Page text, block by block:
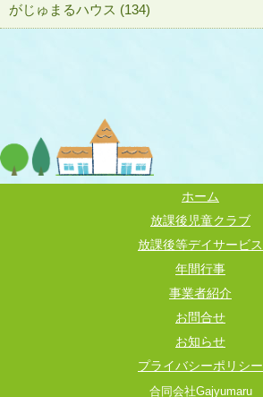
がじゅまるハウス (134)
ホーム
放課後児童クラブ
放課後等デイサービス
年間行事
事業者紹介
お問合せ
お知らせ
プライバシーポリシー
合同会社Gajyumaru